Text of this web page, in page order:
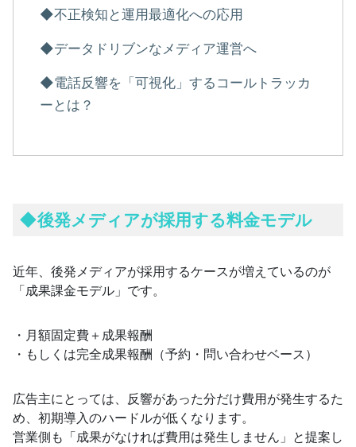
◆不正検知と運用最適化への応用
◆データドリブンなメディア運営へ
◆電話反響を「可視化」するコールトラッカ
ーとは？
◆後発メディアが採用する料金モデル
近年、後発メディアが採用するケースが増えているのが
「成果課金モデル」です。
・月額固定費＋成果報酬
・もしくは完全成果報酬（予約・問い合わせベース）
広告主にとっては、反響があった分だけ費用が発生するた
め、初期導入のハードルが低くなります。
営業側も「成果がなければ費用は発生しません」と提案し